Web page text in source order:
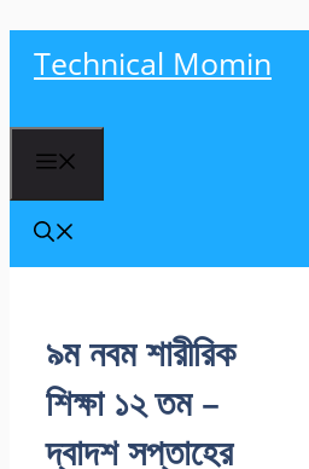
Technical Momin
৯ম নবম শারীরিক
শিক্ষা ১২ তম –
দ্বাদশ সপ্তাহের